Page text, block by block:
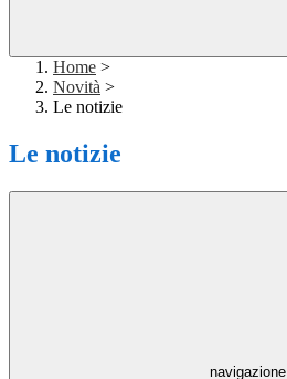
Home >
Novità >
Le notizie
Le notizie
navigazione